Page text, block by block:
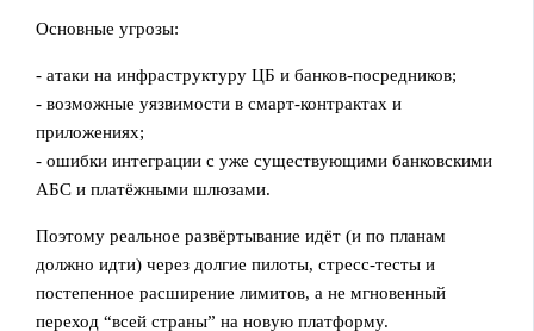
Основные угрозы:
- атаки на инфраструктуру ЦБ и банков‑посредников;
- возможные уязвимости в смарт‑контрактах и
приложениях;
- ошибки интеграции с уже существующими банковскими
АБС и платёжными шлюзами.
Поэтому реальное развёртывание идёт (и по планам
должно идти) через долгие пилоты, стресс‑тесты и
постепенное расширение лимитов, а не мгновенный
переход “всей страны” на новую платформу.